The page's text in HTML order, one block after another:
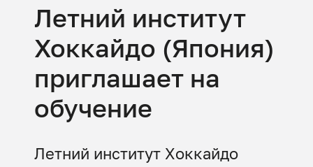
Летний институт
Хоккайдо (Япония)
приглашает на
обучение
Летний институт Хоккайдо